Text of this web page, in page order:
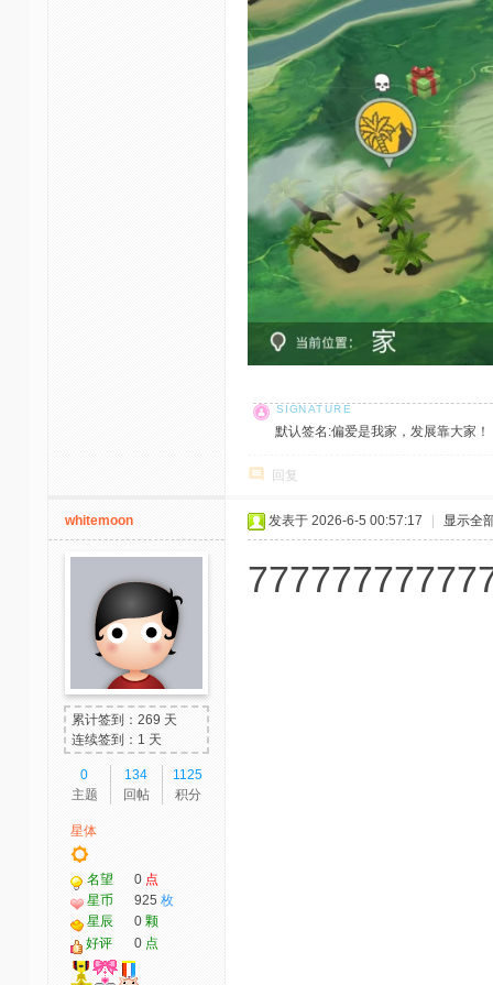
默认签名:偏爱是我家，发展靠大家
回复
whitemoon
累计签到：269 天
连续签到：1 天
0
主题
134
回帖
1125
积分
星体
名望 0 点
星币
925 枚
星辰
0 颗
好评
0 点
发表于 2026-6-5 00:57:17 显示全